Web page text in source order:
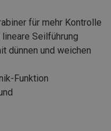
für mehr Kontrolle
Seilführung
dünnen und weichen
Funktion